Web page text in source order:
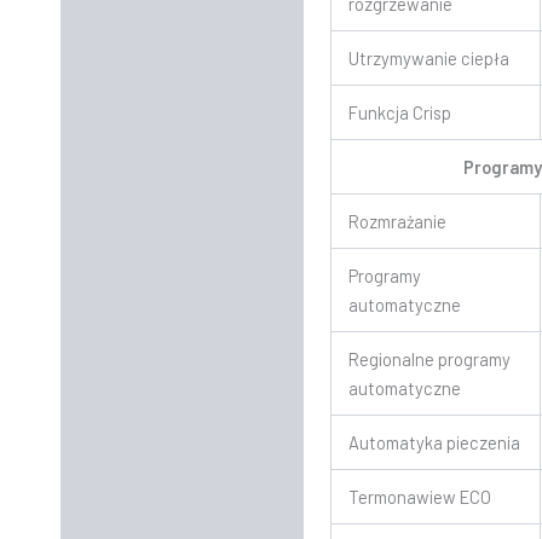
Utrzymywanie ciepła
Funkcja Crisp
Programy
Rozmrażanie
Programy
automatyczne
Regionalne programy
automatyczne
Automatyka pieczenia
Termonawiew ECO